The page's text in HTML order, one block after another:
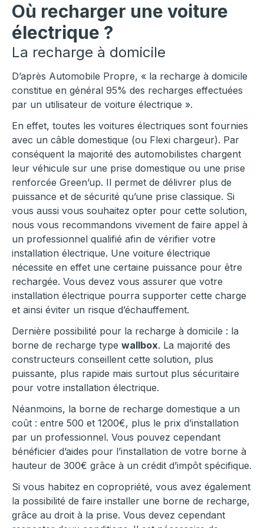
Où recharger une voiture
électrique ?
La recharge à domicile
D’après Automobile Propre, « la recharge à domicile
constitue en général 95% des recharges effectuées
par un utilisateur de voiture électrique ».
En effet, toutes les voitures électriques sont fournies
avec un câble domestique (ou Flexi chargeur). Par
conséquent la majorité des automobilistes chargent
leur véhicule sur une prise domestique ou une prise
renforcée Green’up. Il permet de délivrer plus de
puissance et de sécurité qu’une prise classique. Si
vous aussi vous souhaitez opter pour cette solution,
nous vous recommandons vivement de faire appel à
un professionnel qualifié afin de vérifier votre
installation électrique. Une voiture électrique
nécessite en effet une certaine puissance pour être
rechargée. Vous devez vous assurer que votre
installation électrique pourra supporter cette charge
et ainsi éviter un risque d’échauffement.
Dernière possibilité pour la recharge à domicile : la
borne de recharge type wallbox. La majorité des
constructeurs conseillent cette solution, plus
puissante, plus rapide mais surtout plus sécuritaire
pour votre installation électrique.
Néanmoins, la borne de recharge domestique a un
coût : entre 500 et 1200€, plus le prix d’installation
par un professionnel. Vous pouvez cependant
bénéficier d’aides pour l’installation de votre borne à
hauteur de 300€ grâce à un crédit d’impôt spécifique.
Si vous habitez en copropriété, vous avez également
la possibilité de faire installer une borne de recharge,
grâce au droit à la prise. Vous devez cependant